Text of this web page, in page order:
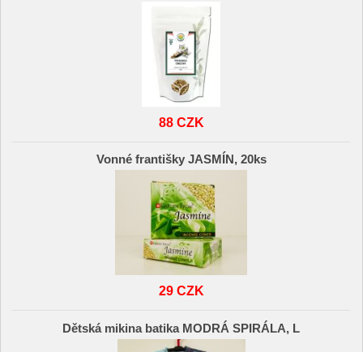
88 CZK
Vonné františky JASMÍN, 20ks
29 CZK
Dětská mikina batika MODRÁ SPIRÁLA, L